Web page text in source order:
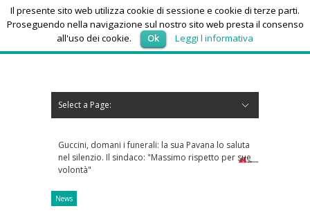
venerdì 7, Agosto 2026
Select a Page:
la sua Pavana lo saluta
"Massimo rispetto per sue
Dolomiti Superski, via ai rimborsi degli
skipass: ecco chi può richiederli
News
Il presente sito web utilizza cookie di sessione e cookie di terze parti.
Proseguendo nella navigazione sul nostro sito web presta il consenso
all'uso dei cookie.
Ok Leggi l informativa